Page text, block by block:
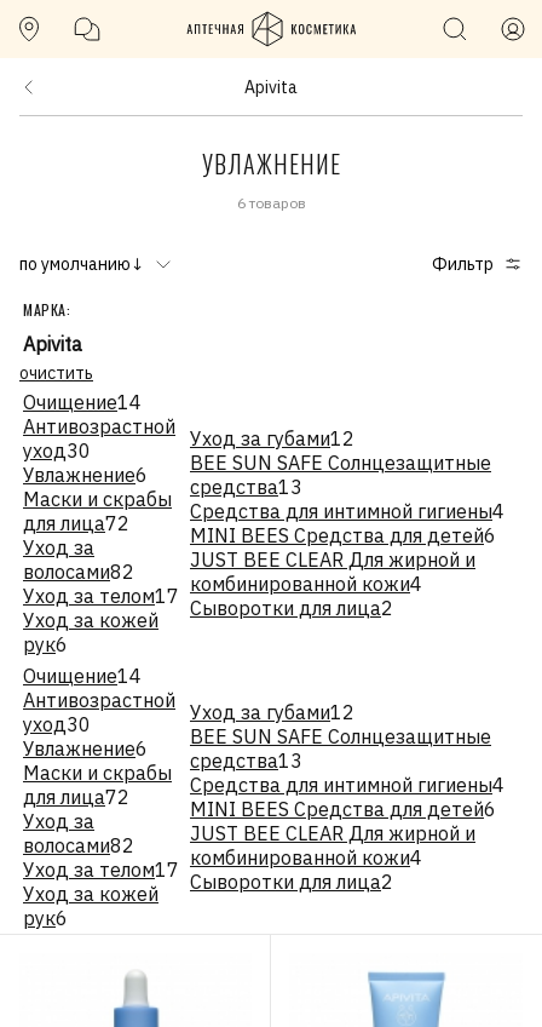
Apivita
УВЛАЖНЕНИЕ
6 товаров
по умолчанию↓ Фильтр
МАРКА:
Apivita
очистить
Очищение14
Антивозрастной
уход30
Увлажнение6
Маски и скрабы
для лица72
Уход за
волосами82
Уход за телом17
Уход за кожей
рук6
Уход за губами12
BEE SUN SAFE Солнцезащитные
средства13
Средства для интимной гигиены4
MINI BEES Средства для детей6
JUST BEE CLEAR Для жирной и
комбинированной кожи4
Сыворотки для лица2
Очищение14
Антивозрастной
уход30
Увлажнение6
Маски и скрабы
для лица72
Уход за
волосами82
Уход за телом17
Уход за кожей
рук6
Уход за губами12
BEE SUN SAFE Солнцезащитные
средства13
Средства для интимной гигиены4
MINI BEES Средства для детей6
JUST BEE CLEAR Для жирной и
комбинированной кожи4
Сыворотки для лица2